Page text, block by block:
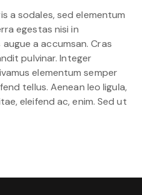
a sodales, sed elementum
egestas nisi in
a accumsan. Cras
pulvinar. Integer
elementum semper
tellus. Aenean leo ligula,
eleifend ac, enim. Sed ut